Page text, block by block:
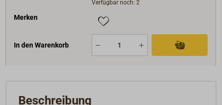
Verfügbar noch: 2
Merken
In den Warenkorb
Beschreibung